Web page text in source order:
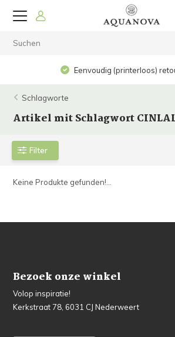
Eenvoudig (printerloos)
Schlagworte
Artikel mit Schlagwort
Filter
Keine Produkte gefunden!...
Bezoek onze winkel
Volop inspiratie!
Kerkstraat 78, 6031 CJ Nederweert